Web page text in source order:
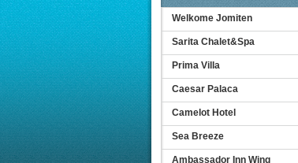
Welkome Jomiten
Sarita Chalet&Spa
Prima Villa
Caesar Palaca
Camelot Hotel
Sea Breeze
Ambassador Inn Wing